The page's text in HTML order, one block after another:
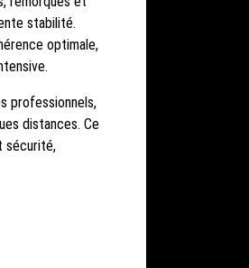
stabilité.
optimale,
professionnels,
distances. Ce
sécurité,